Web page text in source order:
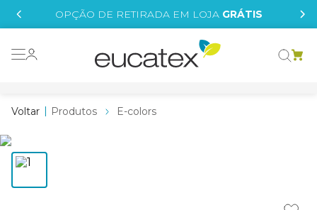
OPÇÃO DE RETIRADA EM LOJA GRÁTIS
Produtos E-colors
tinta